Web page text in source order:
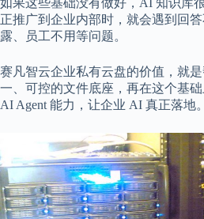
如果这些基础没有做好，AI 知识库
正推广到企业内部时，就会遇到回
露、员工不用等问题。
赛凡智云企业私有云盘的价值，就
一、可控的文件底座，再在这个基
AI Agent 能力，让企业 AI 真正落地。